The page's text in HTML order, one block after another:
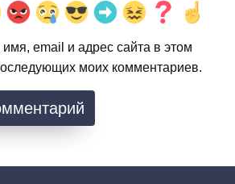
email и адрес сайта в этом
моих комментариев.